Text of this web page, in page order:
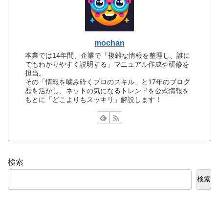
mochan
本業では14年間、企業で「複雑な情報を整理し、誰に
でもわかりやすく説明する」マニュアル作成や研修を
担当。
その「情報を噛み砕くプロのスキル」と17年のブログ
歴を活かし、ネットの気になるトレンドを公式情報を
もとに「どこよりもスッキリ」解説します！
検索
検索